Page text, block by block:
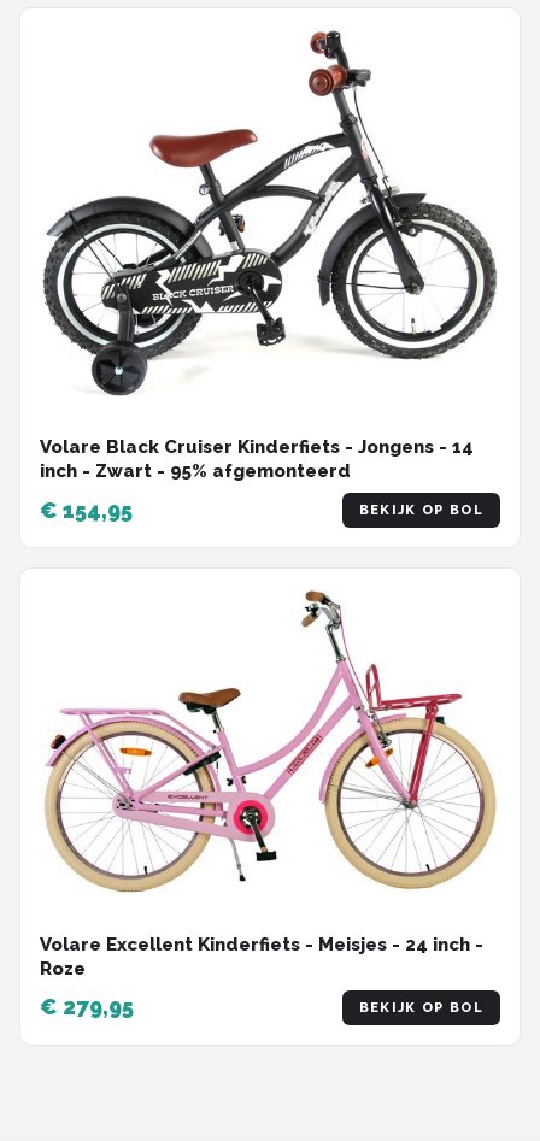
Volare Black Cruiser Kinderfiets - Jongens - 14
inch - Zwart - 95% afgemonteerd
€ 154,95 BEKIJK OP BOL
Volare Excellent Kinderfiets - Meisjes - 24 inch -
Roze
€ 279,95 BEKIJK OP BOL